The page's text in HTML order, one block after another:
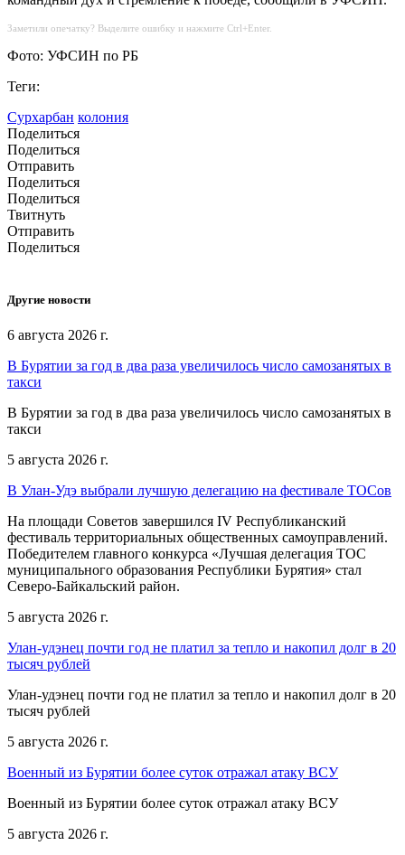
Заметили опечатку? Выделите ошибку и нажмите Ctrl+Enter.
Фото: УФСИН по РБ
Теги:
Сурхарбан колония
Поделиться
Поделиться
Отправить
Поделиться
Поделиться
Твитнуть
Отправить
Поделиться
Другие новости
6 августа 2026 г.
В Бурятии за год в два раза увеличилось число самозанятых в
такси
В Бурятии за год в два раза увеличилось число самозанятых в
такси
5 августа 2026 г.
В Улан-Удэ выбрали лучшую делегацию на фестивале ТОСов
На площади Советов завершился IV Республиканский
фестиваль территориальных общественных самоуправлений.
Победителем главного конкурса «Лучшая делегация ТОС
муниципального образования Республики Бурятия» стал
Северо-Байкальский район.
5 августа 2026 г.
Улан-удэнец почти год не платил за тепло и накопил долг в 20
тысяч рублей
Улан-удэнец почти год не платил за тепло и накопил долг в 20
тысяч рублей
5 августа 2026 г.
Военный из Бурятии более суток отражал атаку ВСУ
Военный из Бурятии более суток отражал атаку ВСУ
5 августа 2026 г.